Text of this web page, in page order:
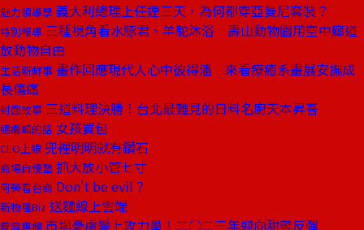
魅力領導學 義大利總理上任連三天，為何都穿亞曼尼套裝？
特別報導 三種視角看水豚君、羊駝沐浴 壽山動物園用空中廊道
放動物自由
生活新鮮事 畫作回應現代人心中彼得潘 來看療癒系畫展安撫成
長傷痛
封面故事 三道料理決勝！台北最難見的日料名廚天本昇吾
總編輯的話 女孩買包
CEO上線 兜裡明明就有鑽石
商場自慢塾 抓大放小管七寸
阿榮看台商 Don't be evil？
新物種Biz 送麵線上雲端
費雪專欄 市場憂慮變上攻力量！二○二三年迎向甜蜜反彈